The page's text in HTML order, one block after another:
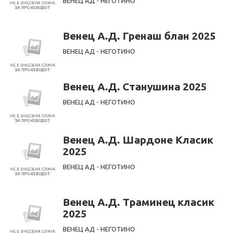
Венец А.Д. Гренаш блан 2025
ВЕНЕЦ АД - НЕГОТИНО
Венец А.Д. Станушина 2025
ВЕНЕЦ АД - НЕГОТИНО
Венец А.Д. Шардоне Класик
2025
ВЕНЕЦ АД - НЕГОТИНО
Венец А.Д. Траминец класик
2025
ВЕНЕЦ АД - НЕГОТИНО